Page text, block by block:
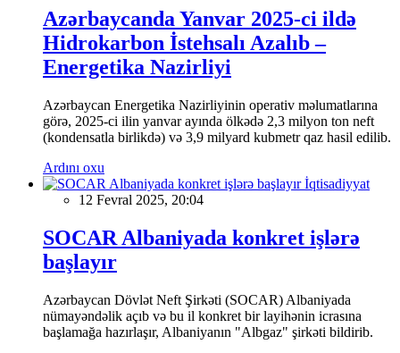
Azərbaycanda Yanvar 2025-ci ildə
Hidrokarbon İstehsalı Azalıb –
Energetika Nazirliyi
Azərbaycan Energetika Nazirliyinin operativ məlumatlarına
görə, 2025-ci ilin yanvar ayında ölkədə 2,3 milyon ton neft
(kondensatla birlikdə) və 3,9 milyard kubmetr qaz hasil edilib.
Ardını oxu
İqtisadiyyat
12 Fevral 2025, 20:04
SOCAR Albaniyada konkret işlərə
başlayır
Azərbaycan Dövlət Neft Şirkəti (SOCAR) Albaniyada
nümayəndəlik açıb və bu il konkret bir layihənin icrasına
başlamağa hazırlaşır, Albaniyanın "Albgaz" şirkəti bildirib.